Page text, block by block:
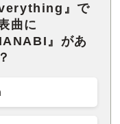
』で
曲に
』があ